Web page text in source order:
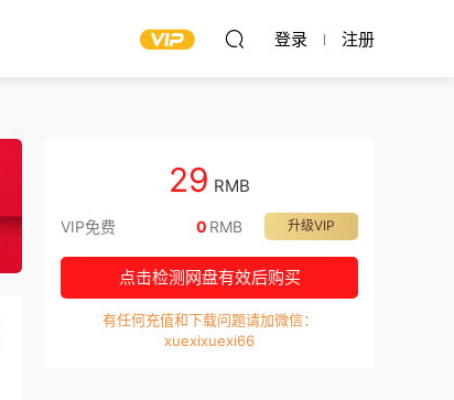
登录 注册
29 RMB
VIP免费 升级VIP
0 RMB
点击检测网盘有效后购买
有任何充值和下载问题请加微信：
xuexixuexi66